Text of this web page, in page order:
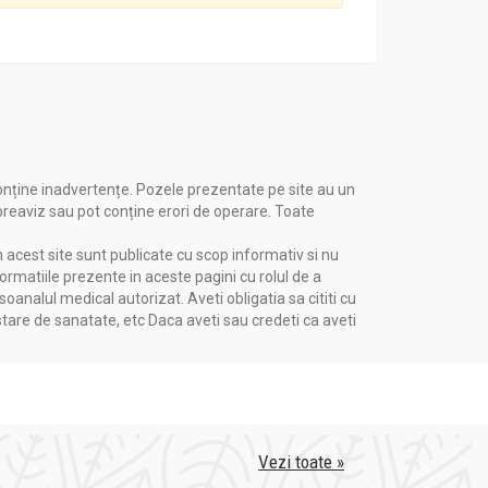
inadvertențe. Pozele prezentate pe site au un
sau pot conține erori de operare. Toate
site sunt publicate cu scop informativ si nu
prezente in aceste pagini cu rolul de a
medical autorizat. Aveti obligatia sa cititi cu
de sanatate, etc Daca aveti sau credeti ca aveti
Vezi toate »